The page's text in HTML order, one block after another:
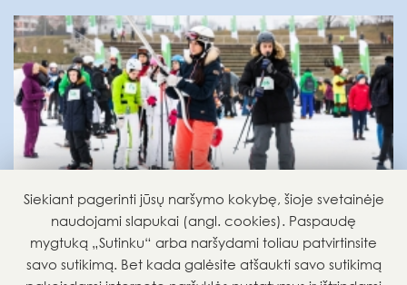
Siekiant pagerinti jūsų naršymo kokybę, šioje svetainėje
naudojami slapukai (angl. cookies). Paspaudę
mygtuką „Sutinku“ arba naršydami toliau patvirtinsite
savo sutikimą. Bet kada galėsite atšaukti savo sutikimą
GRĮŽTI ATGAL